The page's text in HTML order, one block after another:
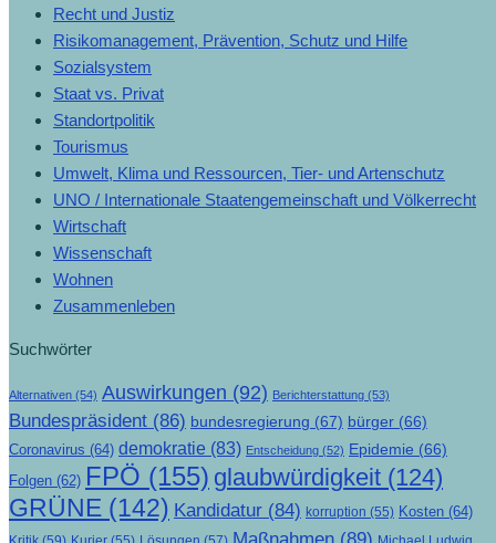
Recht und Justiz
Risikomanagement, Prävention, Schutz und Hilfe
Sozialsystem
Staat vs. Privat
Standortpolitik
Tourismus
Umwelt, Klima und Ressourcen, Tier- und Artenschutz
UNO / Internationale Staatengemeinschaft und Völkerrecht
Wirtschaft
Wissenschaft
Wohnen
Zusammenleben
Suchwörter
Alternativen (54) Auswirkungen (92) Berichterstattung (53)
Bundespräsident (86) bundesregierung (67) bürger (66)
Coronavirus (64) demokratie (83) Entscheidung (52) Epidemie (66)
Folgen (62) FPÖ (155) glaubwürdigkeit (124)
GRÜNE (142) Kandidatur (84) korruption (55) Kosten (64)
Maßnahmen (89)